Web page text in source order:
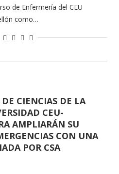
de Enfermería del CEU
como…
CIENCIAS DE LA
CEU-
AMPLIARÁN SU
CON UNA
POR CSA